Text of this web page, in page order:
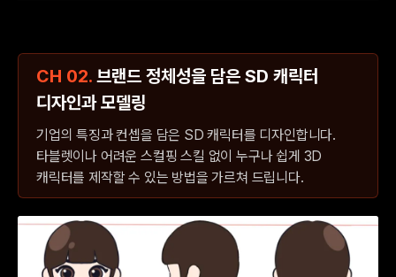
CH 02. 브랜드 정체성을 담은 SD 캐릭터
디자인과 모델링
기업의 특징과 컨셉을 담은 SD 캐릭터를 디자인합니다.
타블렛이나 어려운 스컬핑 스킬 없이 누구나 쉽게 3D
캐릭터를 제작할 수 있는 방법을 가르쳐 드립니다.